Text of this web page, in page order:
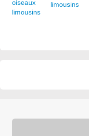
limousins